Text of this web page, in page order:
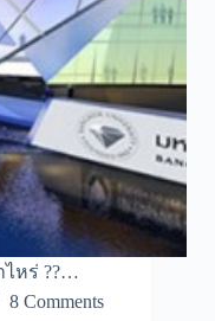
ไหร่ ??…
8 Comments